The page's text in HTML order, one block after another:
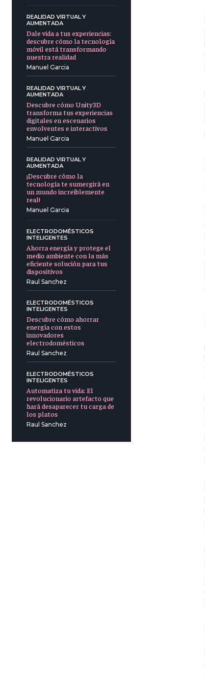
REALIDAD VIRTUAL Y
AUMENTADA
Dale vida a tus experiencias:
descubre cómo la tecnología
móvil está transformando
nuestra realidad
Manuel Garcia
REALIDAD VIRTUAL Y
AUMENTADA
Descubre cómo Unity3D
transforma tus experiencias
digitales en escenarios
envolventes e interactivos
Manuel Garcia
REALIDAD VIRTUAL Y
AUMENTADA
¡Descubre cómo la
tecnología te sumergirá en
un mundo increíblemente
real!
Manuel Garcia
ELECTRODOMÉSTICOS
INTELIGENTES
Ahorra energía y protege el
medio ambiente con la más
eficiente solución para tus
dispositivos
Raul Sanchez
ELECTRODOMÉSTICOS
INTELIGENTES
Descubre cómo ahorrar
energía con estos
innovadores
electrodomésticos
Raul Sanchez
ELECTRODOMÉSTICOS
INTELIGENTES
Automatiza tu vida: El
revolucionario artefacto que
hará desaparecer tu carga de
los platos
Raul Sanchez